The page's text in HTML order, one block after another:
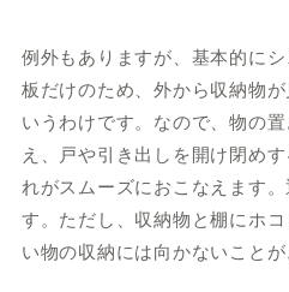
例外もありますが、基本的に
板だけのため、外から収納物
いうわけです。なので、物の
え、戸や引き出しを開け閉め
れがスムーズにおこなえます
す。ただし、収納物と棚にホ
い物の収納には向かないこと